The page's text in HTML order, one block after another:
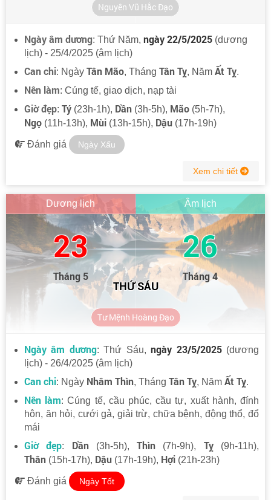
Nguyên Vũ Hắc Đạo
Ngày âm dương: Thứ Năm, ngày 22/5/2025 (dương
lịch) - 25/4/2025 (âm lịch)
Can chi: Ngày Tân Mão, Tháng Tân Tỵ, Năm Ất Tỵ.
Nên làm: Cúng tế, giao dịch, nạp tài
Giờ đẹp: Tý (23h-1h), Dần (3h-5h), Mão (5h-7h),
Ngọ (11h-13h), Mùi (13h-15h), Dậu (17h-19h)
Đánh giá Ngày Xấu
Xem chi tiết
Dương lịch
23
Tháng 5
Âm lịch
26
Tháng 4
THỨ SÁU
Tư Mệnh Hoàng Đạo
Ngày âm dương: Thứ Sáu,ngày 23/5/2025(dương
lịch) - 26/4/2025 (âm lịch)
Can chi: Ngày Nhâm Thìn, Tháng Tân Tỵ, Năm Ất Tỵ.
Nên làm: Cúng tế, cầu phúc, cầu tự, xuất hành, đính
hôn, ăn hỏi, cưới gả, giải trừ, chữa bệnh, động thổ, đổ
mái
Giờ đẹp: Dần(3h-5h),Thìn (7h-9h), Tỵ(9h-11h),
Thân (15h-17h), Dậu (17h-19h), Hợi (21h-23h)
Đánh giá Ngày Tốt